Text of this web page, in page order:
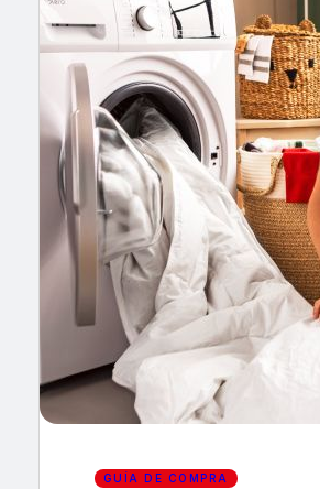
Encuentra
Buscar
×
GUÍA DE COMPRA